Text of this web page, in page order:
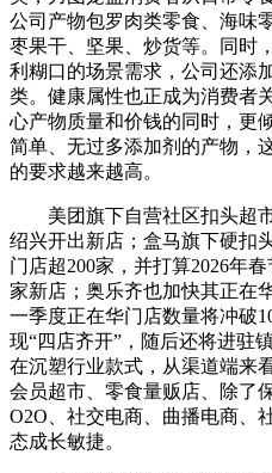
公司产物包罗肉类零食、海味
枣果干、坚果、炒货等。同时
利糊口的场景需求，公司还添
类。健康属性也正成为消费者
心产物质量和价钱的同时，更
简单、无过多添加剂的产物，
的要求越来越高。
美团旗下自营社区扣头超市
绍兴开出新店；盒马旗下硬扣
门店超200家，并打算2026年
家新店；奥乐齐也加快其正在
一季度正在华门店数量将冲破
现“四店齐开”，随后还将进驻
在沉塑行业款式，从渠道端来
会员超市、零食量贩店、除了
O2O、社交电商、曲播电商、
态成长敏捷。